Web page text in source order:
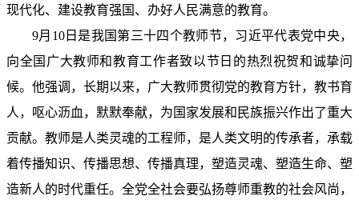
现代化、建设教育强国、办好人民满意的教育。
9月10日是我国第三十四个教师节，习近平代表党中央，
向全国广大教师和教育工作者致以节日的热烈祝贺和诚挚问
候。他强调，长期以来，广大教师贯彻党的教育方针，教书育
人，呕心沥血，默默奉献，为国家发展和民族振兴作出了重大
贡献。教师是人类灵魂的工程师，是人类文明的传承者，承载
着传播知识、传播思想、传播真理，塑造灵魂、塑造生命、塑
造新人的时代重任。全党全社会要弘扬尊师重教的社会风尚，